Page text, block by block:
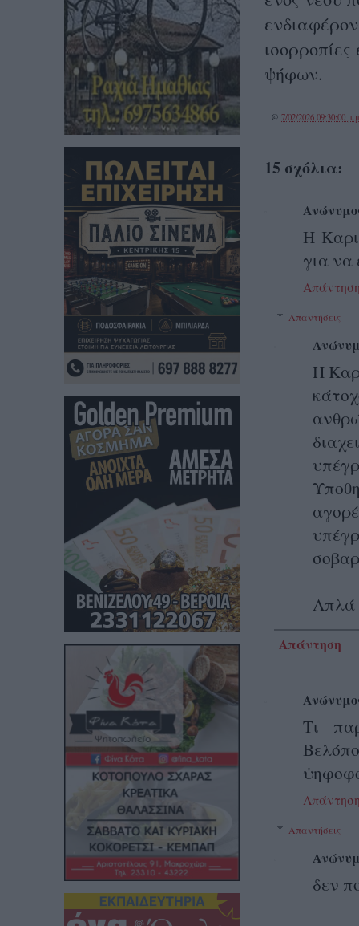
ψήφων.
@ 7/02/2026 09:30:00
15 σχόλια:
Η
για να
Απαντήσεις
Η
Απλά
Απάντηση
Τι
Απαντήσεις
δεν